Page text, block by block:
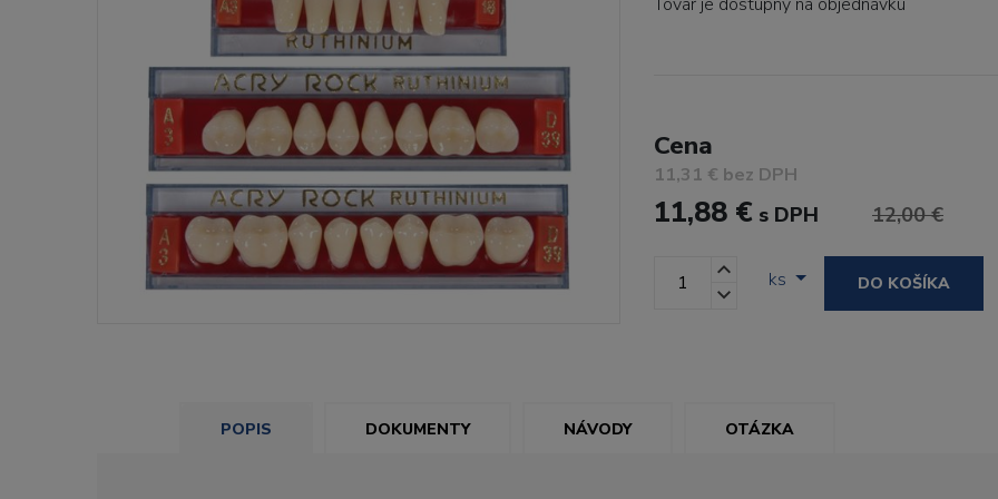
Cena
11,31 € bez DPH
11,88 € s DPH 12,00 €
ks DO KOŠÍKA
POPIS DOKUMENTY NÁVODY OTÁZKA